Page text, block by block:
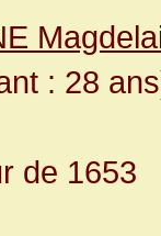
: 28
de 1653